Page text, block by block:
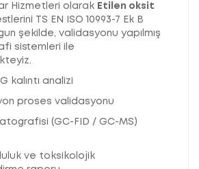
Hizmetleri olarak Etilen oksit
TS EN ISO 10993-7 Ek B
şekilde, validasyonu yapılmış
sistemleri ile
kalıntı analizi
proses validasyonu
(GC-FID / GC-MS)
ve toksikolojik